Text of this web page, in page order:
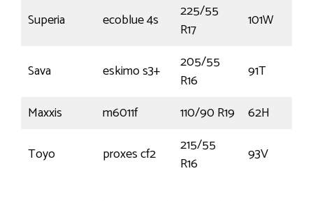
Superia ecoblue 4s
225/55
R17
101W
Sava eskimo s3+
205/55
R16
91T
Maxxis
m6011f 110/90 R19
62H
Toyo
proxes cf2
215/55
R16
93V